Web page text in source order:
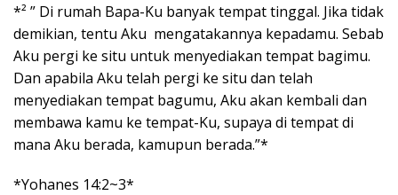
*² ” Di rumah Bapa-Ku banyak tempat tinggal. Jika tidak
demikian, tentu Aku mengatakannya kepadamu. Sebab
Aku pergi ke situ untuk menyediakan tempat bagimu.
Dan apabila Aku telah pergi ke situ dan telah
menyediakan tempat bagumu, Aku akan kembali dan
membawa kamu ke tempat-Ku, supaya di tempat di
mana Aku berada, kamupun berada.”*
*Yohanes 14:2~3*